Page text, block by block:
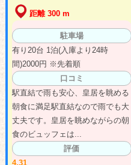
距離 300 m
駐車場
有り20台 1泊(入庫より24時
間)2000円 ※先着順
口コミ
駅直結で雨も安心、皇居を眺める
朝食に満足駅直結なので雨でも大
丈夫です。皇居を眺めながらの朝
食のビュッフェは...
評価
4.31